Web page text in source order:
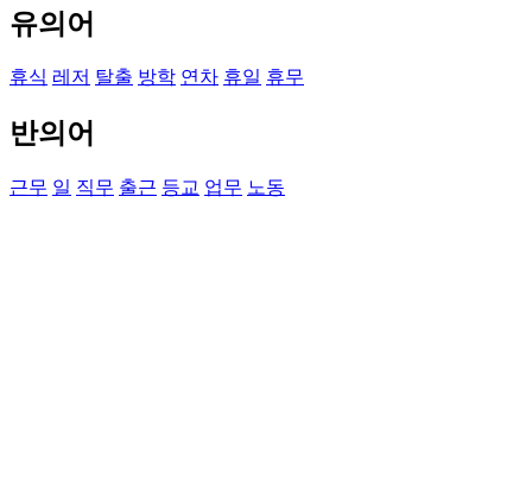
유의어
휴식 레저 탈출 방학 연차 휴일 휴무
반의어
근무 일 직무 출근 등교 업무 노동